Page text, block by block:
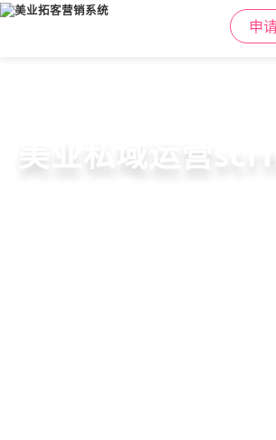
申
美业拓客，就用
美容院拓客方案
美业私域运营scrm